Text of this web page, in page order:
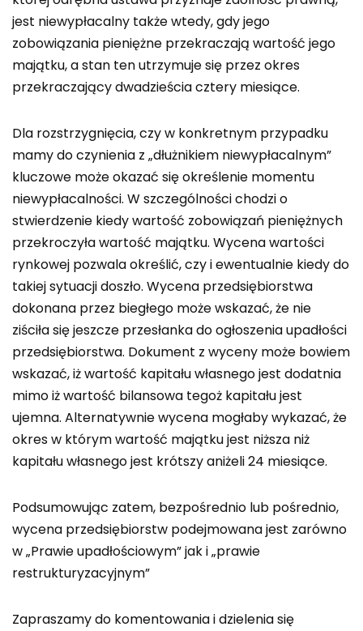
jest niewypłacalny także wtedy, gdy jego
zobowiązania pieniężne przekraczają wartość jego
majątku, a stan ten utrzymuje się przez okres
przekraczający dwadzieścia cztery miesiące.
Dla rozstrzygnięcia, czy w konkretnym przypadku
mamy do czynienia z „dłużnikiem niewypłacalnym”
kluczowe może okazać się określenie momentu
niewypłacalności. W szczególności chodzi o
stwierdzenie kiedy wartość zobowiązań pieniężnych
przekroczyła wartość majątku. Wycena wartości
rynkowej pozwala określić, czy i ewentualnie kiedy do
takiej sytuacji doszło. Wycena przedsiębiorstwa
dokonana przez biegłego może wskazać, że nie
ziściła się jeszcze przesłanka do ogłoszenia upadłości
przedsiębiorstwa. Dokument z wyceny może bowiem
wskazać, iż wartość kapitału własnego jest dodatnia
mimo iż wartość bilansowa tegoż kapitału jest
ujemna. Alternatywnie wycena mogłaby wykazać, że
okres w którym wartość majątku jest niższa niż
kapitału własnego jest krótszy aniżeli 24 miesiące.
Podsumowując zatem, bezpośrednio lub pośrednio,
wycena przedsiębiorstw podejmowana jest zarówno
w „Prawie upadłościowym” jak i „prawie
restrukturyzacyjnym”
Zapraszamy do komentowania i dzielenia się